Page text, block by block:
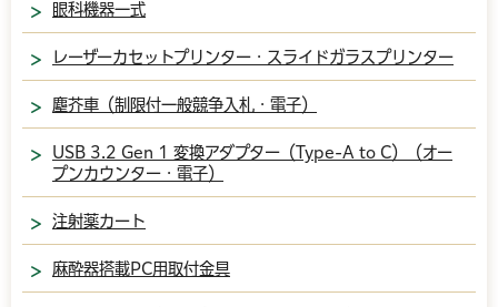
眼科機器一式
レーザーカセットプリンター・スライドガラスプリンター
塵芥車（制限付一般競争入札・電子）
USB 3.2 Gen 1 変換アダプター（Type-A to C）（オー
プンカウンター・電子）
注射薬カート
麻酔器搭載PC用取付金具